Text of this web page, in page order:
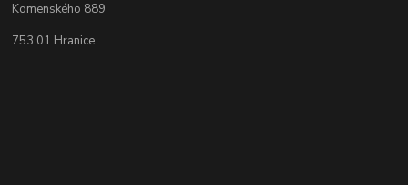
Komenského 889
753 01 Hranice